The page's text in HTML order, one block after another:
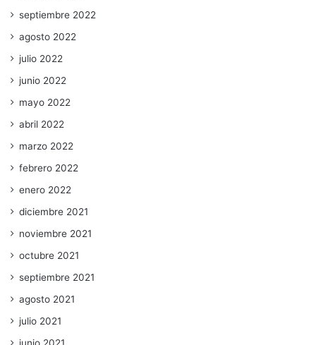
septiembre 2022
agosto 2022
julio 2022
junio 2022
mayo 2022
abril 2022
marzo 2022
febrero 2022
enero 2022
diciembre 2021
noviembre 2021
octubre 2021
septiembre 2021
agosto 2021
julio 2021